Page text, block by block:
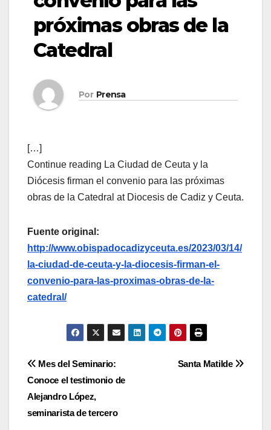
próximas obras de la
Catedral
Por Prensa
[…]
Continue reading La Ciudad de Ceuta y la
Diócesis firman el convenio para las próximas
obras de la Catedral at Diocesis de Cadiz y Ceuta.
Fuente original:
http://www.obispadocadizyceuta.es/2023/03/14/
la-ciudad-de-ceuta-y-la-diocesis-firman-el-
convenio-para-las-proximas-obras-de-la-
catedral/
Navegación
de
entradas
Santa Matilde
Mes del Seminario:
Conoce el testimonio de
Alejandro López,
seminarista de tercero